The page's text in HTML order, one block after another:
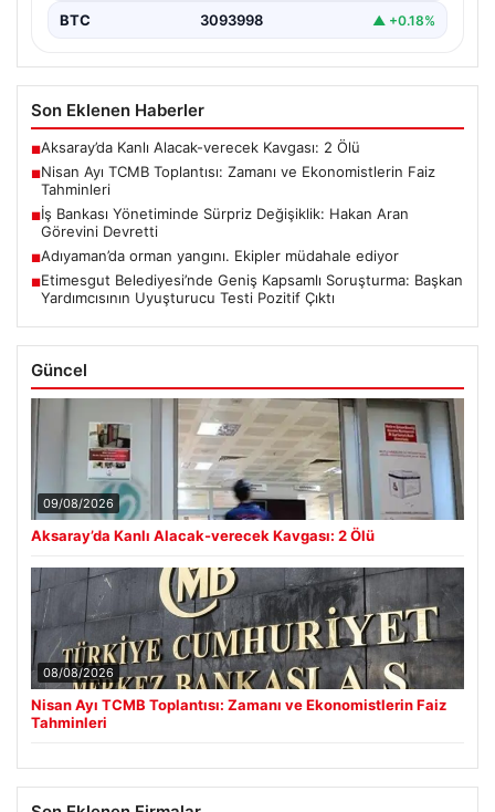
BTC 3093998 ▲ +0.18%
Son Eklenen Haberler
■Aksaray’da Kanlı Alacak-verecek Kavgası: 2 Ölü
■Nisan Ayı TCMB Toplantısı: Zamanı ve Ekonomistlerin Faiz
Tahminleri
■İş Bankası Yönetiminde Sürpriz Değişiklik: Hakan Aran
Görevini Devretti
■Adıyaman’da orman yangını. Ekipler müdahale ediyor
■Etimesgut Belediyesi’nde Geniş Kapsamlı Soruşturma: Başkan
Yardımcısının Uyuşturucu Testi Pozitif Çıktı
Güncel
09/08/2026
Aksaray’da Kanlı Alacak-verecek Kavgası: 2 Ölü
08/08/2026
Nisan Ayı TCMB Toplantısı: Zamanı ve Ekonomistlerin Faiz
Tahminleri